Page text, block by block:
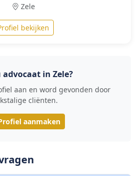
Zele
bekijken
advocaat in Zele?
aan en word gevonden door
cliënten.
aanmaken